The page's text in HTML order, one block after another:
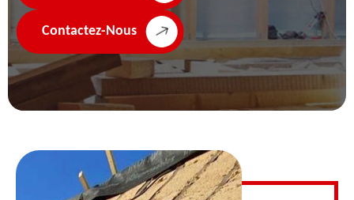
Contactez-Nous